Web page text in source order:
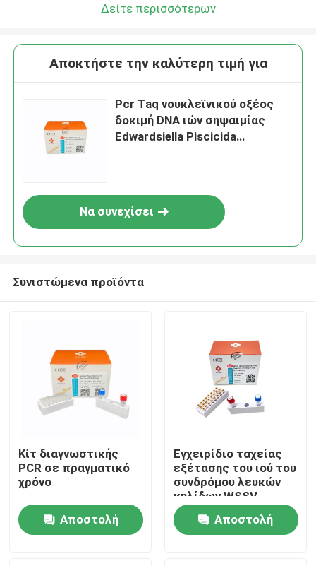
Σπίτι
Προϊόντα
Δείτε περισσότερων
Αποκτήστε την καλύτερη τιμή για
Pcr Taq νουκλεϊνικού οξέος
δοκιμή DNA ιών σηψαιμίας
Edwardsiella Piscicida
Να συνεχίσει
Συνιστώμενα προϊόντα
Κίτ διαγνωστικής
PCR σε πραγματικό
χρόνο
Αποστολή
Εγχειρίδιο ταχείας
εξέτασης του ιού του
συνδρόμου λευκών
κηλίδων WSSV
Αποστολή